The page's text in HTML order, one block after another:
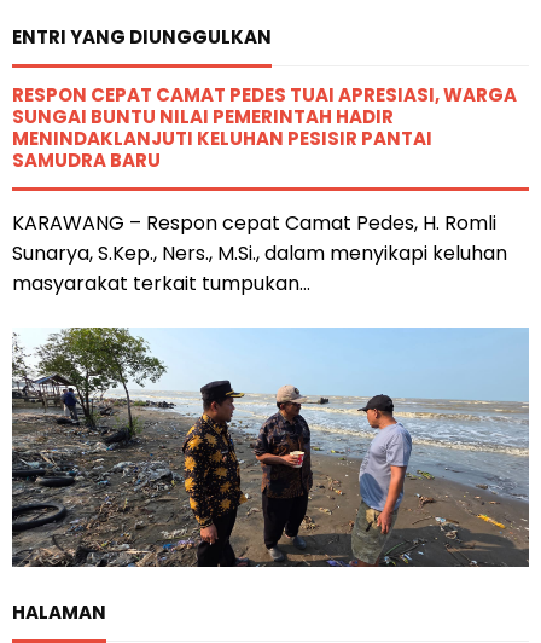
ENTRI YANG DIUNGGULKAN
RESPON CEPAT CAMAT PEDES TUAI APRESIASI, WARGA
SUNGAI BUNTU NILAI PEMERINTAH HADIR
MENINDAKLANJUTI KELUHAN PESISIR PANTAI
SAMUDRA BARU
KARAWANG – Respon cepat Camat Pedes, H. Romli
Sunarya, S.Kep., Ners., M.Si., dalam menyikapi keluhan
masyarakat terkait tumpukan...
HALAMAN